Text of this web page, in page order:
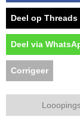
Deel op Threads
Deel via
Corrigeer